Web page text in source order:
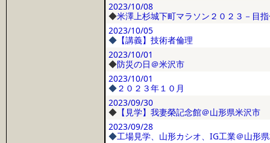
2023/10/08
◆米澤上杉城下町マラソン２０２３－目
2023/10/05
◆ 【講義】技術者倫理
2023/10/01
◆防災の日＠米沢市
2023/10/01
◆２０２３年１０月
2023/09/30
◆ 【見学】我妻榮記念館＠山形県米沢市
2023/09/28
◆工場見学、山形カシオ、IG工業＠山形